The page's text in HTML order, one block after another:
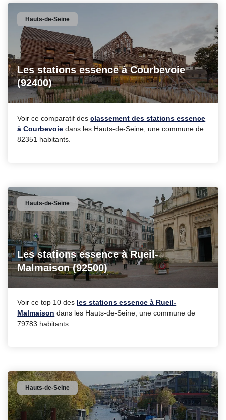
Les stations essence à Courbevoie
(92400)
Hauts-de-Seine
Voir ce comparatif desclassement des stations essence
à Courbevoie dans les Hauts-de-Seine, une commune de
82351 habitants.
Les stations essence à Rueil-
Malmaison (92500)
Hauts-de-Seine
Voir ce top 10 des les stations essence à Rueil-
Malmaison dans les Hauts-de-Seine, une commune de
79783 habitants.
Hauts-de-Seine